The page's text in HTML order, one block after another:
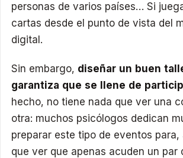
personas de varios países… Si
cartas desde el punto de vista del
digital.
Sin embargo, diseñar un buen
garantiza que se llene de
hecho, no tiene nada que ver una
otra: muchos psicólogos dedican
preparar este tipo de eventos
que ver que apenas acuden un par